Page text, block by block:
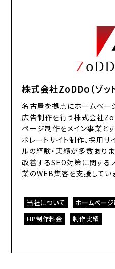
株式会社ZoDDo（ゾッド
名古屋を拠点にホームペー
広告制作を行う株式会社
ページ制作をメイン事業と
ポレートサイト制作、採用
ルの経験・実績が多数あり
改善するSEO対策に関する
業のWEB集客を支援してい
当社について ホームペー
HP制作料金
制作実績